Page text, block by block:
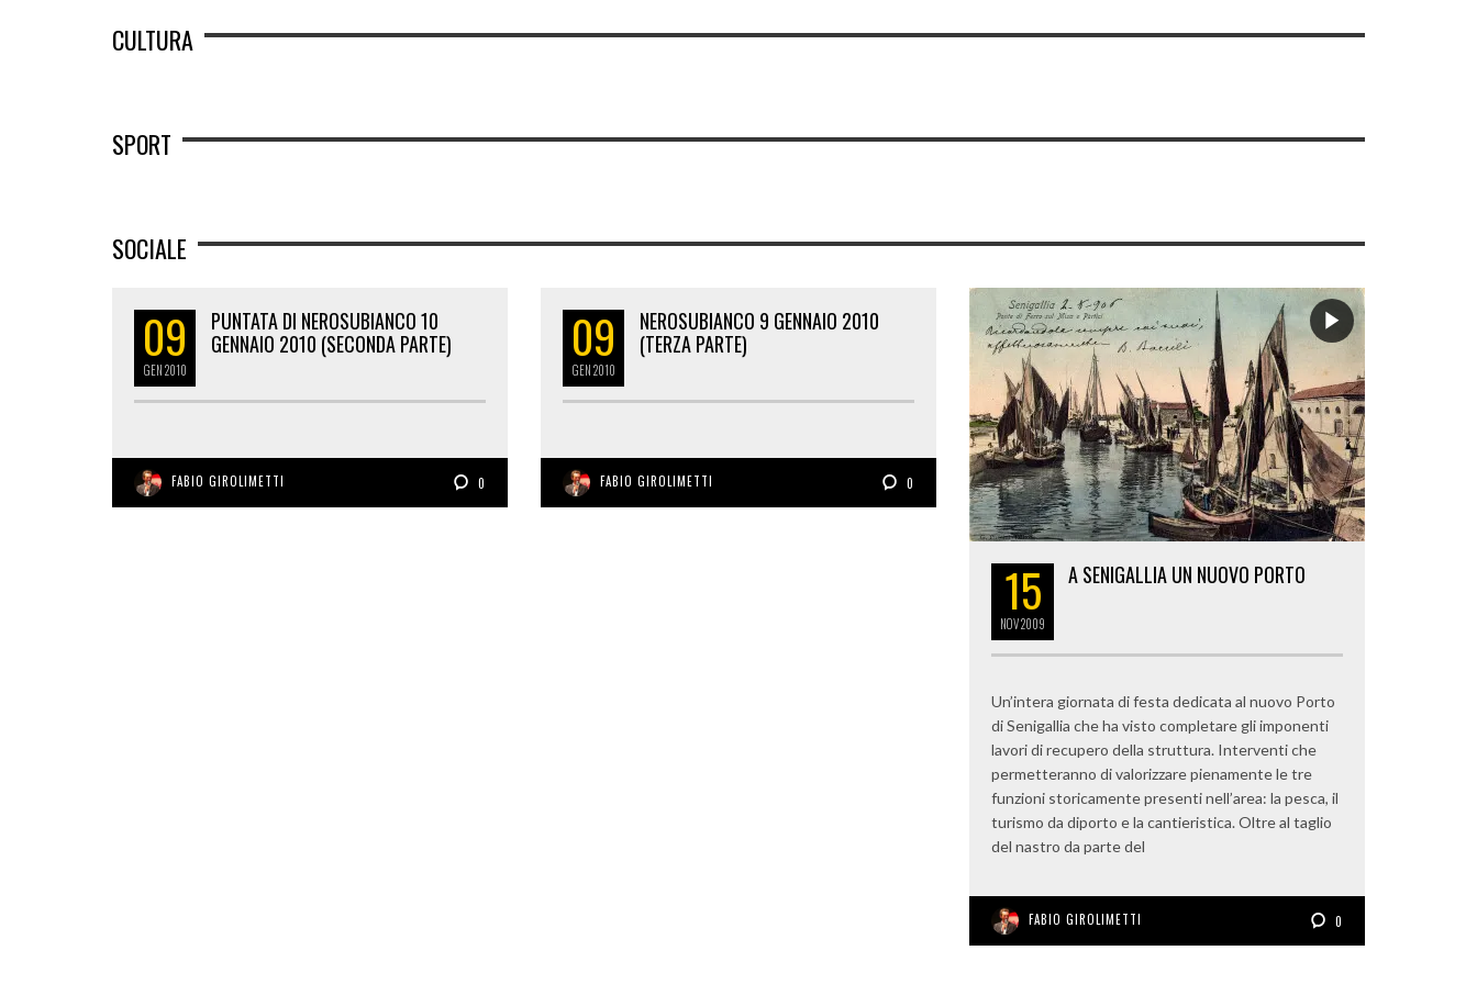
CULTURA
SPORT
SOCIALE
09
GEN2010
PUNTATA DI NEROSUBIANCO 10
GENNAIO 2010 (SECONDA PARTE)
FABIO GIROLIMETTI 0
09
GEN2010
NEROSUBIANCO 9 GENNAIO 2010
(TERZA PARTE)
FABIO GIROLIMETTI 0
15
NOV2009
A SENIGALLIA UN NUOVO PORTO
Un’intera giornata di festa dedicata al nuovo Porto
di Senigallia che ha visto completare gli imponenti
lavori di recupero della struttura. Interventi che
permetteranno di valorizzare pienamente le tre
funzioni storicamente presenti nell’area: la pesca, il
turismo da diporto e la cantieristica. Oltre al taglio
del nastro da parte del
FABIO GIROLIMETTI 0